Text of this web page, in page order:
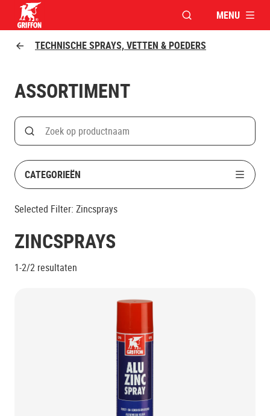
VENSTER OPENEN
MENU
TECHNISCHE SPRAYS, VETTEN & POEDERS
ASSORTIMENT
Search
Zoek op productnaam
CATEGORIEËN
Selected Filter: Zincsprays
ZINCSPRAYS
1-2/2 resultaten